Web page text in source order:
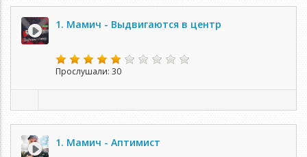
1. Мамич - Выдвигаются в центр
Прослушали: 30
1. Мамич - Аптимист